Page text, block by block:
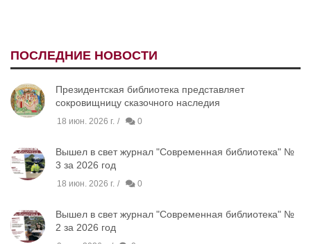
ПОСЛЕДНИЕ НОВОСТИ
Президентская библиотека представляет
сокровищницу сказочного наследия
18 июн. 2026 г. 0
Вышел в свет журнал "Современная библиотека" №
3 за 2026 год
18 июн. 2026 г. 0
Вышел в свет журнал "Современная библиотека" №
2 за 2026 год